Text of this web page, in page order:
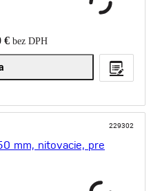
€ bez DPH
229302
mm, nitovacie, pre